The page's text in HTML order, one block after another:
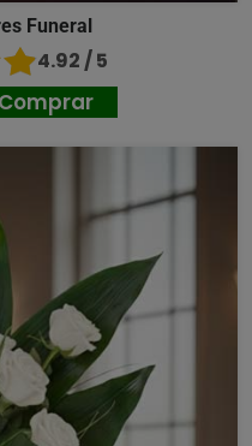
Funeral
4.92 / 5
Comprar